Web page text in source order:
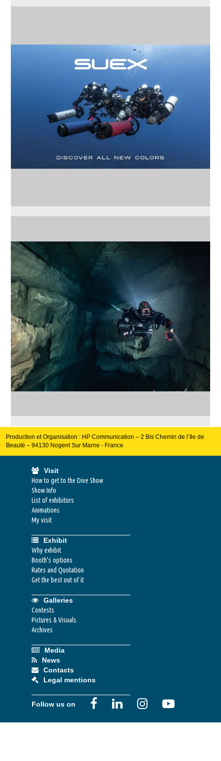
Production et Organisation : HP Communication – 2 Bis Chemin de l’Ile de
Beauté – 94130 Nogent Sur Marne - France
Visit
How to get to the Dive Show
Show Info
List of exhibitors
Animations
My visit
Exhibit
Why exhibit
Booth's options
Rates and Quotation
Get the best out of it
Galleries
Contests
Pictures & Visuals
Archives
Media
News
Contacts
Legal mentions
Follow us on